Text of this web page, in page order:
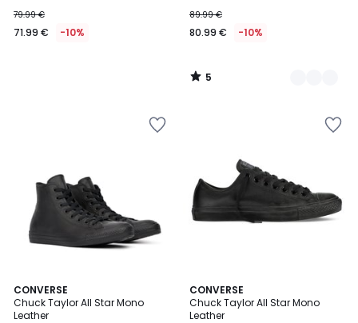
79.99 €
71.99 € -10%
89.99 €
80.99 € -10%
5
/
CONVERSE
Chuck Taylor All Star Mono
Leather
5
/
5
CONVERSE
Chuck Taylor All Star Mono
Leather
4,8
/ 5